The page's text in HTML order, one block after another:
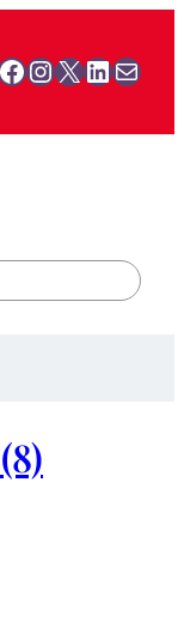
Instagram
X Mail